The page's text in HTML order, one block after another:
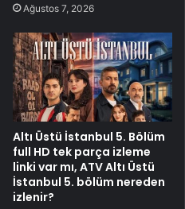
Ağustos 7, 2026
Altı Üstü İstanbul 5. Bölüm
full HD tek parça izleme
linki var mı, ATV Altı Üstü
İstanbul 5. bölüm nereden
izlenir?